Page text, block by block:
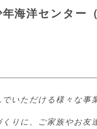
海洋センター
いただける様々な事
りに、ご家族やお友